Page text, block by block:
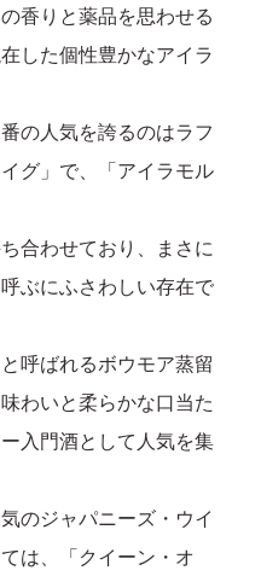
香りと薬品を思わせる
した個性豊かなアイラ
の人気を誇るのはラフ
グ」で、「アイラモル
合わせており、まさに
ぶにふさわしい存在で
呼ばれるボウモア蒸留
わいと柔らかな口当た
入門酒として人気を集
のジャパニーズ・ウイ
は、「クイーン・オ